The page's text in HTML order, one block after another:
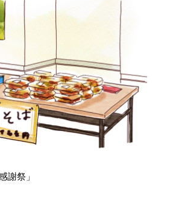
謝祭」